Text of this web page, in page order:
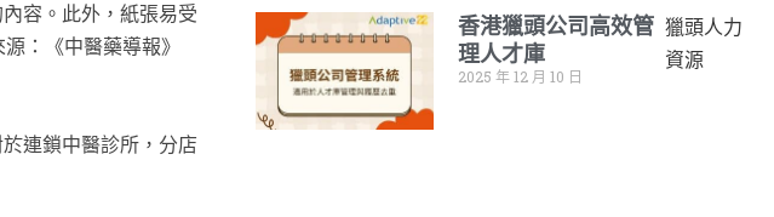
容。此外，紙張易受
：《中醫藥導報》
連鎖中醫診所，分店
香港獵頭公司高效管
理人才庫
2025 年 12 月 10 日
獵頭人力
資源